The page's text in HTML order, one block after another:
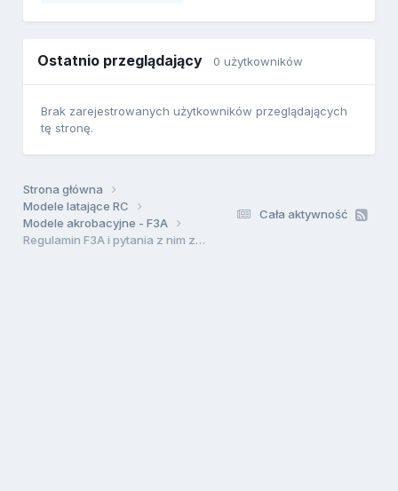
Ostatnio przeglądający 0 użytkowników
Brak zarejestrowanych użytkowników przeglądających
tę stronę.
Cała aktywność
Strona główna
Modele latające RC
Modele akrobacyjne - F3A
Regulamin F3A i pytania z nim związane